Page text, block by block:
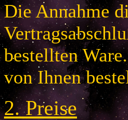
Die Annahme
bestellten
von Ihnen
2.Preise